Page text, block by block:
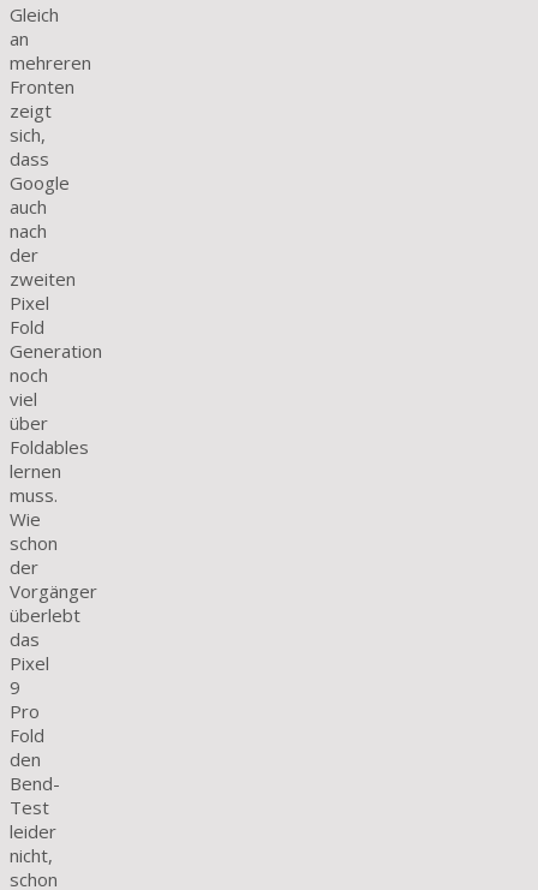
Gleich
an
mehreren
Fronten
zeigt
sich,
dass
Google
auch
nach
der
zweiten
Pixel
Fold
Generation
noch
viel
über
Foldables
lernen
muss.
Wie
schon
der
Vorgänger
überlebt
das
Pixel
9
Pro
Fold
den
Bend-
Test
leider
nicht,
schon